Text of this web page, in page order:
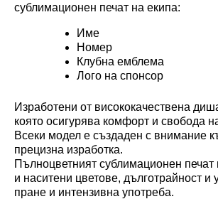
сублимационен печат на екипа:
Име
Номер
Клубна емблема
Лого на спонсор
Изработени от висококачествена
която осигурява комфорт и свобода
Всеки модел е създаден с внимание
прецизна изработка.
Пълноцветният сублимационен печат
и наситени цветове, дълготрайност и
пране и интензивна употреба.